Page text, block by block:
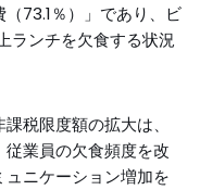
73.1％）」であり、ビ
ランチを欠食する状況
税限度額の拡大は、
業員の欠食頻度を改
ニケーション増加を